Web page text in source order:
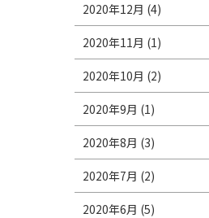
2020年12月 (4)
2020年11月 (1)
2020年10月 (2)
2020年9月 (1)
2020年8月 (3)
2020年7月 (2)
2020年6月 (5)